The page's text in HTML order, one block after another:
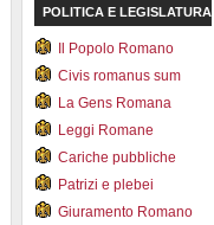
POLITICA E LEGISLATURA
Il Popolo Romano
Civis romanus sum
La Gens Romana
Leggi Romane
Cariche pubbliche
Patrizi e plebei
Giuramento Romano